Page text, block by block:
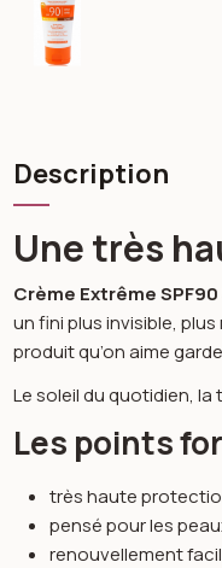
Description
Une très
Crème Extrême
un fini plus invisible,
produit qu’on aime
Le soleil du quotidien,
Les points
très haute
pensé pour les
renouvellement